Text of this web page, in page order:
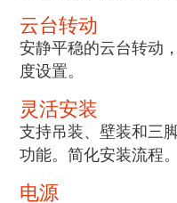
云台转动
安静平稳的云台转动
度设置。
灵活安装
支持吊装、壁装和三
功能。简化安装流程。
电源